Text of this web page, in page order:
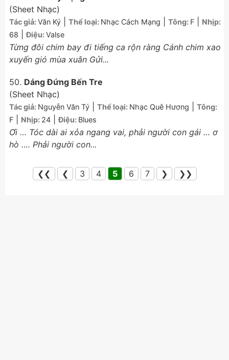
(Sheet Nhạc)
Tác giả:Văn Ký Thể loại: Nhạc Cách Mạng Tông: F
Nhịp:
68
|Điệu:Valse
Từng đôi chim bay đi tiếng ca rộn ràng Cánh chim xao
xuyến gió mùa xuân Gửi...
50. Dáng Đứng Bến Tre
(Sheet Nhạc)
Tác giả: Nguyễn Văn Tý Thể loại: Nhạc Quê Hương
Tông:
F
Nhịp: 24 |Điệu: Blues
Ơi … Tóc dài ai xỏa ngang vai, phải người con gái … ơ
hò …. Phải người con...
❮❮ ❮ 3 4 5 6 7 ❯ ❯❯